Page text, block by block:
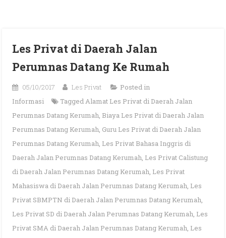
Les Privat di Daerah Jalan
Perumnas Datang Ke Rumah
05/10/2017 Les Privat
Posted in
Informasi
TaggedAlamat Les Privat di Daerah Jalan
Perumnas Datang Kerumah, Biaya Les Privat di Daerah Jalan
Perumnas Datang Kerumah, Guru Les Privat di Daerah Jalan
Perumnas Datang Kerumah, Les Privat Bahasa Inggris di
Daerah Jalan Perumnas Datang Kerumah, Les Privat Calistung
di Daerah Jalan Perumnas Datang Kerumah, Les Privat
Mahasiswa di Daerah Jalan Perumnas Datang Kerumah, Les
Privat SBMPTN di Daerah Jalan Perumnas Datang Kerumah,
Les Privat SD di Daerah Jalan Perumnas Datang Kerumah, Les
Privat SMA di Daerah Jalan Perumnas Datang Kerumah, Les